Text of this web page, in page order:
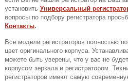
установить Универсальный
вопросы по подбору регистратора
Контакты.
Все модели регистраторов полностью
цвет оригинального корпуса.
можете быть уверены, что у вас не
корпусом зеркала и регистратором.
регистраторов имеют самую